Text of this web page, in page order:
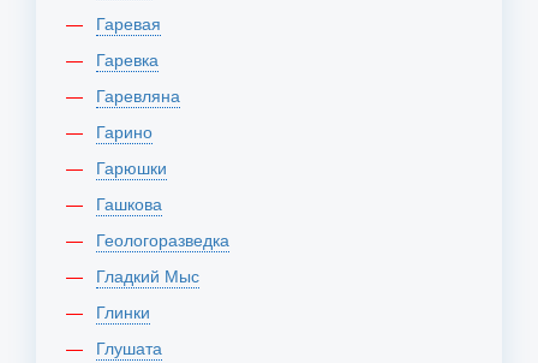
Гаревая
Гаревка
Гаревляна
Гарино
Гарюшки
Гашкова
Геологоразведка
Гладкий Мыс
Глинки
Глушата